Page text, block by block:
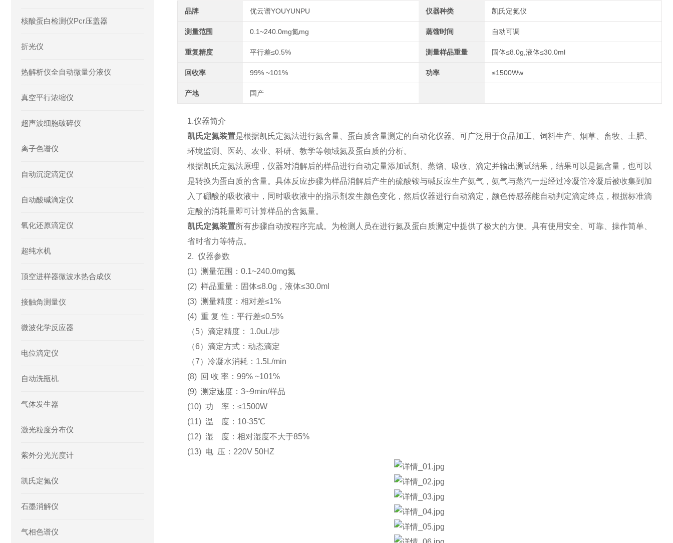
品牌 优云谱YOUYUNPU 仪器种类 凯氏定氮仪
测量范围 0.1~240.0mg氮mg 蒸馏时间 自动可调
重复精度 平行差≤0.5% 测量样品重量 固体≤8.0g,液体≤30.0ml
回收率 99% ~101% 功率 ≤1500Ww
产地 国产
1.仪器简介
凯氏定氮装置是根据凯氏定氮法进行氮含量、蛋白质含量测定的自动化仪器。可广泛用于食品加工、饲料生产、烟草、畜牧、土肥、
环境监测、医药、农业、科研、教学等领域氮及蛋白质的分析。
根据凯氏定氮法原理，仪器对消解后的样品进行自动定量添加试剂、蒸馏、吸收、滴定并输出测试结果，结果可以是氮含量，也可以
是转换为蛋白质的含量。具体反应步骤为样品消解后产生的硫酸铵与碱反应生产氨气，氨气与蒸汽一起经过冷凝管冷凝后被收集到加
入了硼酸的吸收液中，同时吸收液中的指示剂发生颜色变化，然后仪器进行自动滴定，颜色传感器能自动判定滴定终点，根据标准滴
定酸的消耗量即可计算样品的含氮量。
凯氏定氮装置所有步骤自动按程序完成。为检测人员在进行氮及蛋白质测定中提供了极大的方便。具有使用安全、可靠、操作简单、
省时省力等特点。
2. 仪器参数
(1) 测量范围：0.1~240.0mg氮
(2) 样品重量：固体≤8.0g，液体≤30.0ml
(3) 测量精度：相对差≤1%
(4) 重 复 性：平行差≤0.5%
（5）滴定精度： 1.0uL/步
（6）滴定方式：动态滴定
（7）冷凝水消耗：1.5L/min
(8) 回 收 率：99% ~101%
(9) 测定速度：3~9min/样品
(10) 功 率：≤1500W
(11) 温 度：10-35℃
(12) 湿 度：相对湿度不大于85%
(13) 电 压：220V 50HZ
核酸蛋白检测仪Pcr压盖器
折光仪
热解析仪全自动微量分液仪
真空平行浓缩仪
超声波细胞破碎仪
离子色谱仪
自动沉淀滴定仪
自动酸碱滴定仪
氧化还原滴定仪
超纯水机
顶空进样器微波水热合成仪
接触角测量仪
微波化学反应器
电位滴定仪
自动洗瓶机
气体发生器
激光粒度分布仪
紫外分光光度计
凯氏定氮仪
石墨消解仪
气相色谱仪